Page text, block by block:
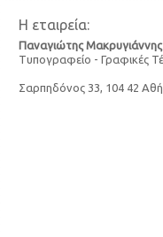
Η εταιρεία:
Παναγιώτης Μακρυγιάννης
Τυπογραφείο - Γραφικές
Σαρπηδόνος 33, 104 42